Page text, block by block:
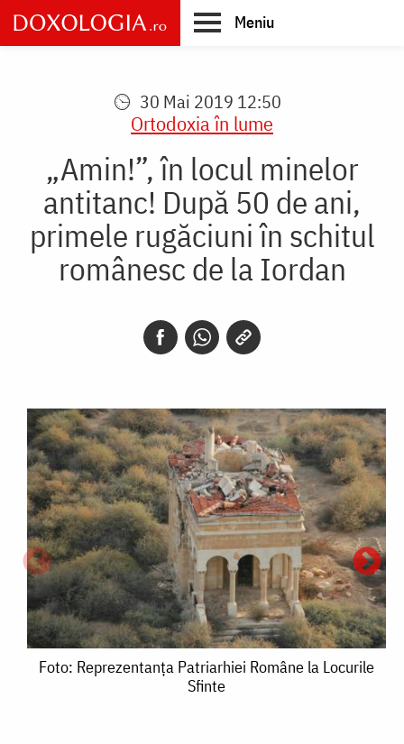
Skip
to
main
Meniu
30 Mai 2019 12:50
Ortodoxia în lume
„Amin!”, în locul minelor
antitanc! După 50 de ani,
primele rugăciuni în schitul
românesc de la Iordan
Foto:
Foto: Reprezentanţa Patriarhiei Române la Locurile
Sfinte